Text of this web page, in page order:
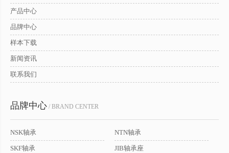
产品中心
品牌中心
样本下载
新闻资讯
联系我们
品牌中心 / BRAND CENTER
NSK轴承 NTN轴承
SKF轴承 JIB轴承座